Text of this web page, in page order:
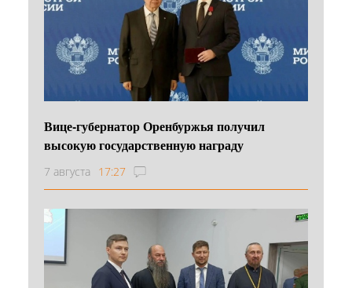
Вице-губернатор Оренбуржья получил
высокую государственную награду
7 августа 17:27